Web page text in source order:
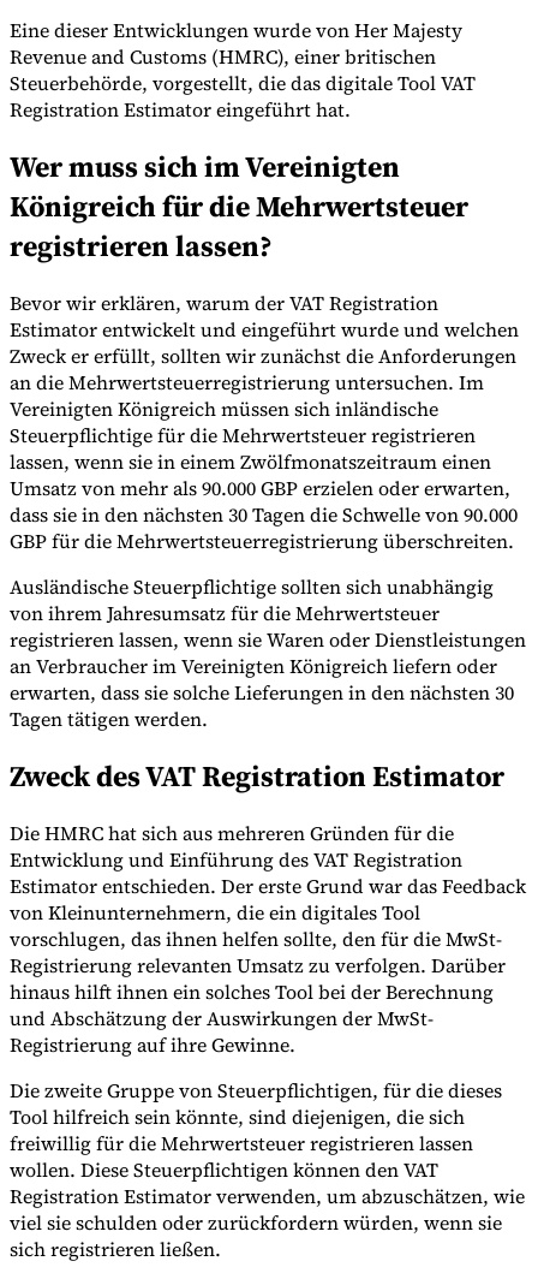
Indirekte Steuern 101
Expert Tax Series
Indirekte Steuern im elektronischen Geschäftsverkehr
VAT in der
GolfregionAufbau eines Kontrollrahmens für indirekte
Steuern Kohlenstoffsteuern und Umweltabgaben
Werkzeuge
VAT-RechnerGST-RechnerVerkaufssteuer-RechnerVAT-
NummernprüferTracker für E-Rechnungs-Mandate
Eine dieser Entwicklungen wurde von Her Majesty
Revenue and Customs (HMRC), einer britischen
Steuerbehörde, vorgestellt, die das digitale Tool VAT
Registration Estimator eingeführt hat.
Wer muss sich im Vereinigten
Königreich für die Mehrwertsteuer
registrieren lassen?
Bevor wir erklären, warum der VAT Registration
Estimator entwickelt und eingeführt wurde und welchen
Zweck er erfüllt, sollten wir zunächst die Anforderungen
an die Mehrwertsteuerregistrierung untersuchen. Im
Vereinigten Königreich müssen sich inländische
Steuerpflichtige für die Mehrwertsteuer registrieren
lassen, wenn sie in einem Zwölfmonatszeitraum einen
Umsatz von mehr als 90.000 GBP erzielen oder erwarten,
dass sie in den nächsten 30 Tagen die Schwelle von 90.000
GBP für die Mehrwertsteuerregistrierung überschreiten.
Ausländische Steuerpflichtige sollten sich unabhängig
von ihrem Jahresumsatz für die Mehrwertsteuer
registrieren lassen, wenn sie Waren oder Dienstleistungen
an Verbraucher im Vereinigten Königreich liefern oder
erwarten, dass sie solche Lieferungen in den nächsten 30
Tagen tätigen werden.
Zweck des VAT Registration Estimator
Die HMRC hat sich aus mehreren Gründen für die
Entwicklung und Einführung des VAT Registration
Estimator entschieden. Der erste Grund war das Feedback
von Kleinunternehmern, die ein digitales Tool
vorschlugen, das ihnen helfen sollte, den für die MwSt-
Registrierung relevanten Umsatz zu verfolgen. Darüber
hinaus hilft ihnen ein solches Tool bei der Berechnung
und Abschätzung der Auswirkungen der MwSt-
Registrierung auf ihre Gewinne.
Die zweite Gruppe von Steuerpflichtigen, für die dieses
Tool hilfreich sein könnte, sind diejenigen, die sich
freiwillig für die Mehrwertsteuer registrieren lassen
wollen. Diese Steuerpflichtigen können den VAT
Registration Estimator verwenden, um abzuschätzen, wie
viel sie schulden oder zurückfordern würden, wenn sie
sich registrieren ließen.